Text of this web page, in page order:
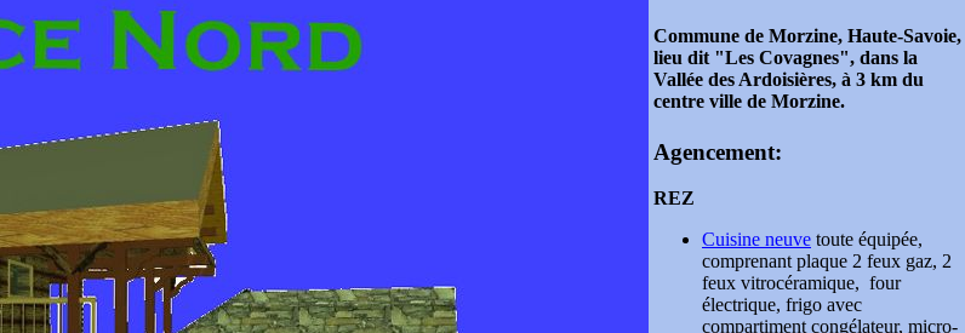
Commune de Morzine, Haute-Savoie,
lieu dit "Les Covagnes", dans la
Vallée des Ardoisières, à 3 km du
centre ville de Morzine.
Agencement:
REZ
Cuisine neuve toute équipée,
comprenant plaque 2 feux gaz, 2
feux vitrocéramique, four
électrique, frigo avec
compartiment congélateur, micro-